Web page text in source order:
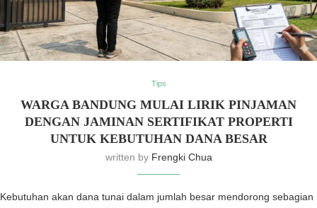
Tips
WARGA BANDUNG MULAI LIRIK PINJAMAN
DENGAN JAMINAN SERTIFIKAT PROPERTI
UNTUK KEBUTUHAN DANA BESAR
written by Frengki Chua
Kebutuhan akan dana tunai dalam jumlah besar mendorong sebagian